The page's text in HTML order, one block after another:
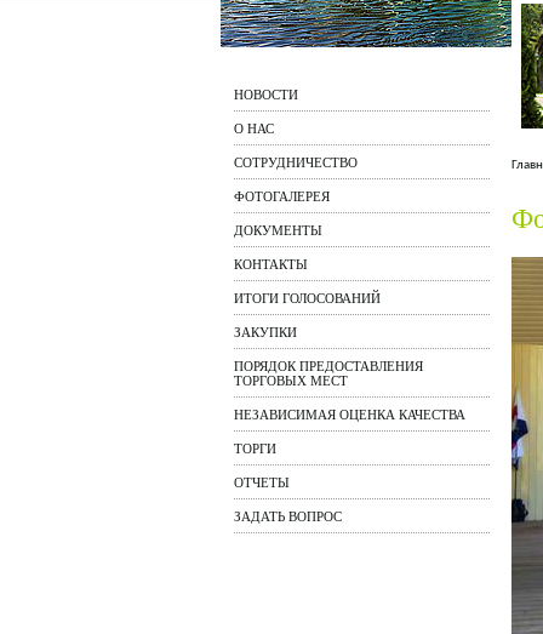
НОВОСТИ
О НАС
СОТРУДНИЧЕСТВО
ФОТОГАЛЕРЕЯ
ДОКУМЕНТЫ
КОНТАКТЫ
ИТОГИ ГОЛОСОВАНИЙ
ЗАКУПКИ
ПОРЯДОК ПРЕДОСТАВЛЕНИЯ
ТОРГОВЫХ МЕСТ
НЕЗАВИСИМАЯ ОЦЕНКА КАЧЕСТВА
ТОРГИ
ОТЧЕТЫ
ЗАДАТЬ ВОПРОС